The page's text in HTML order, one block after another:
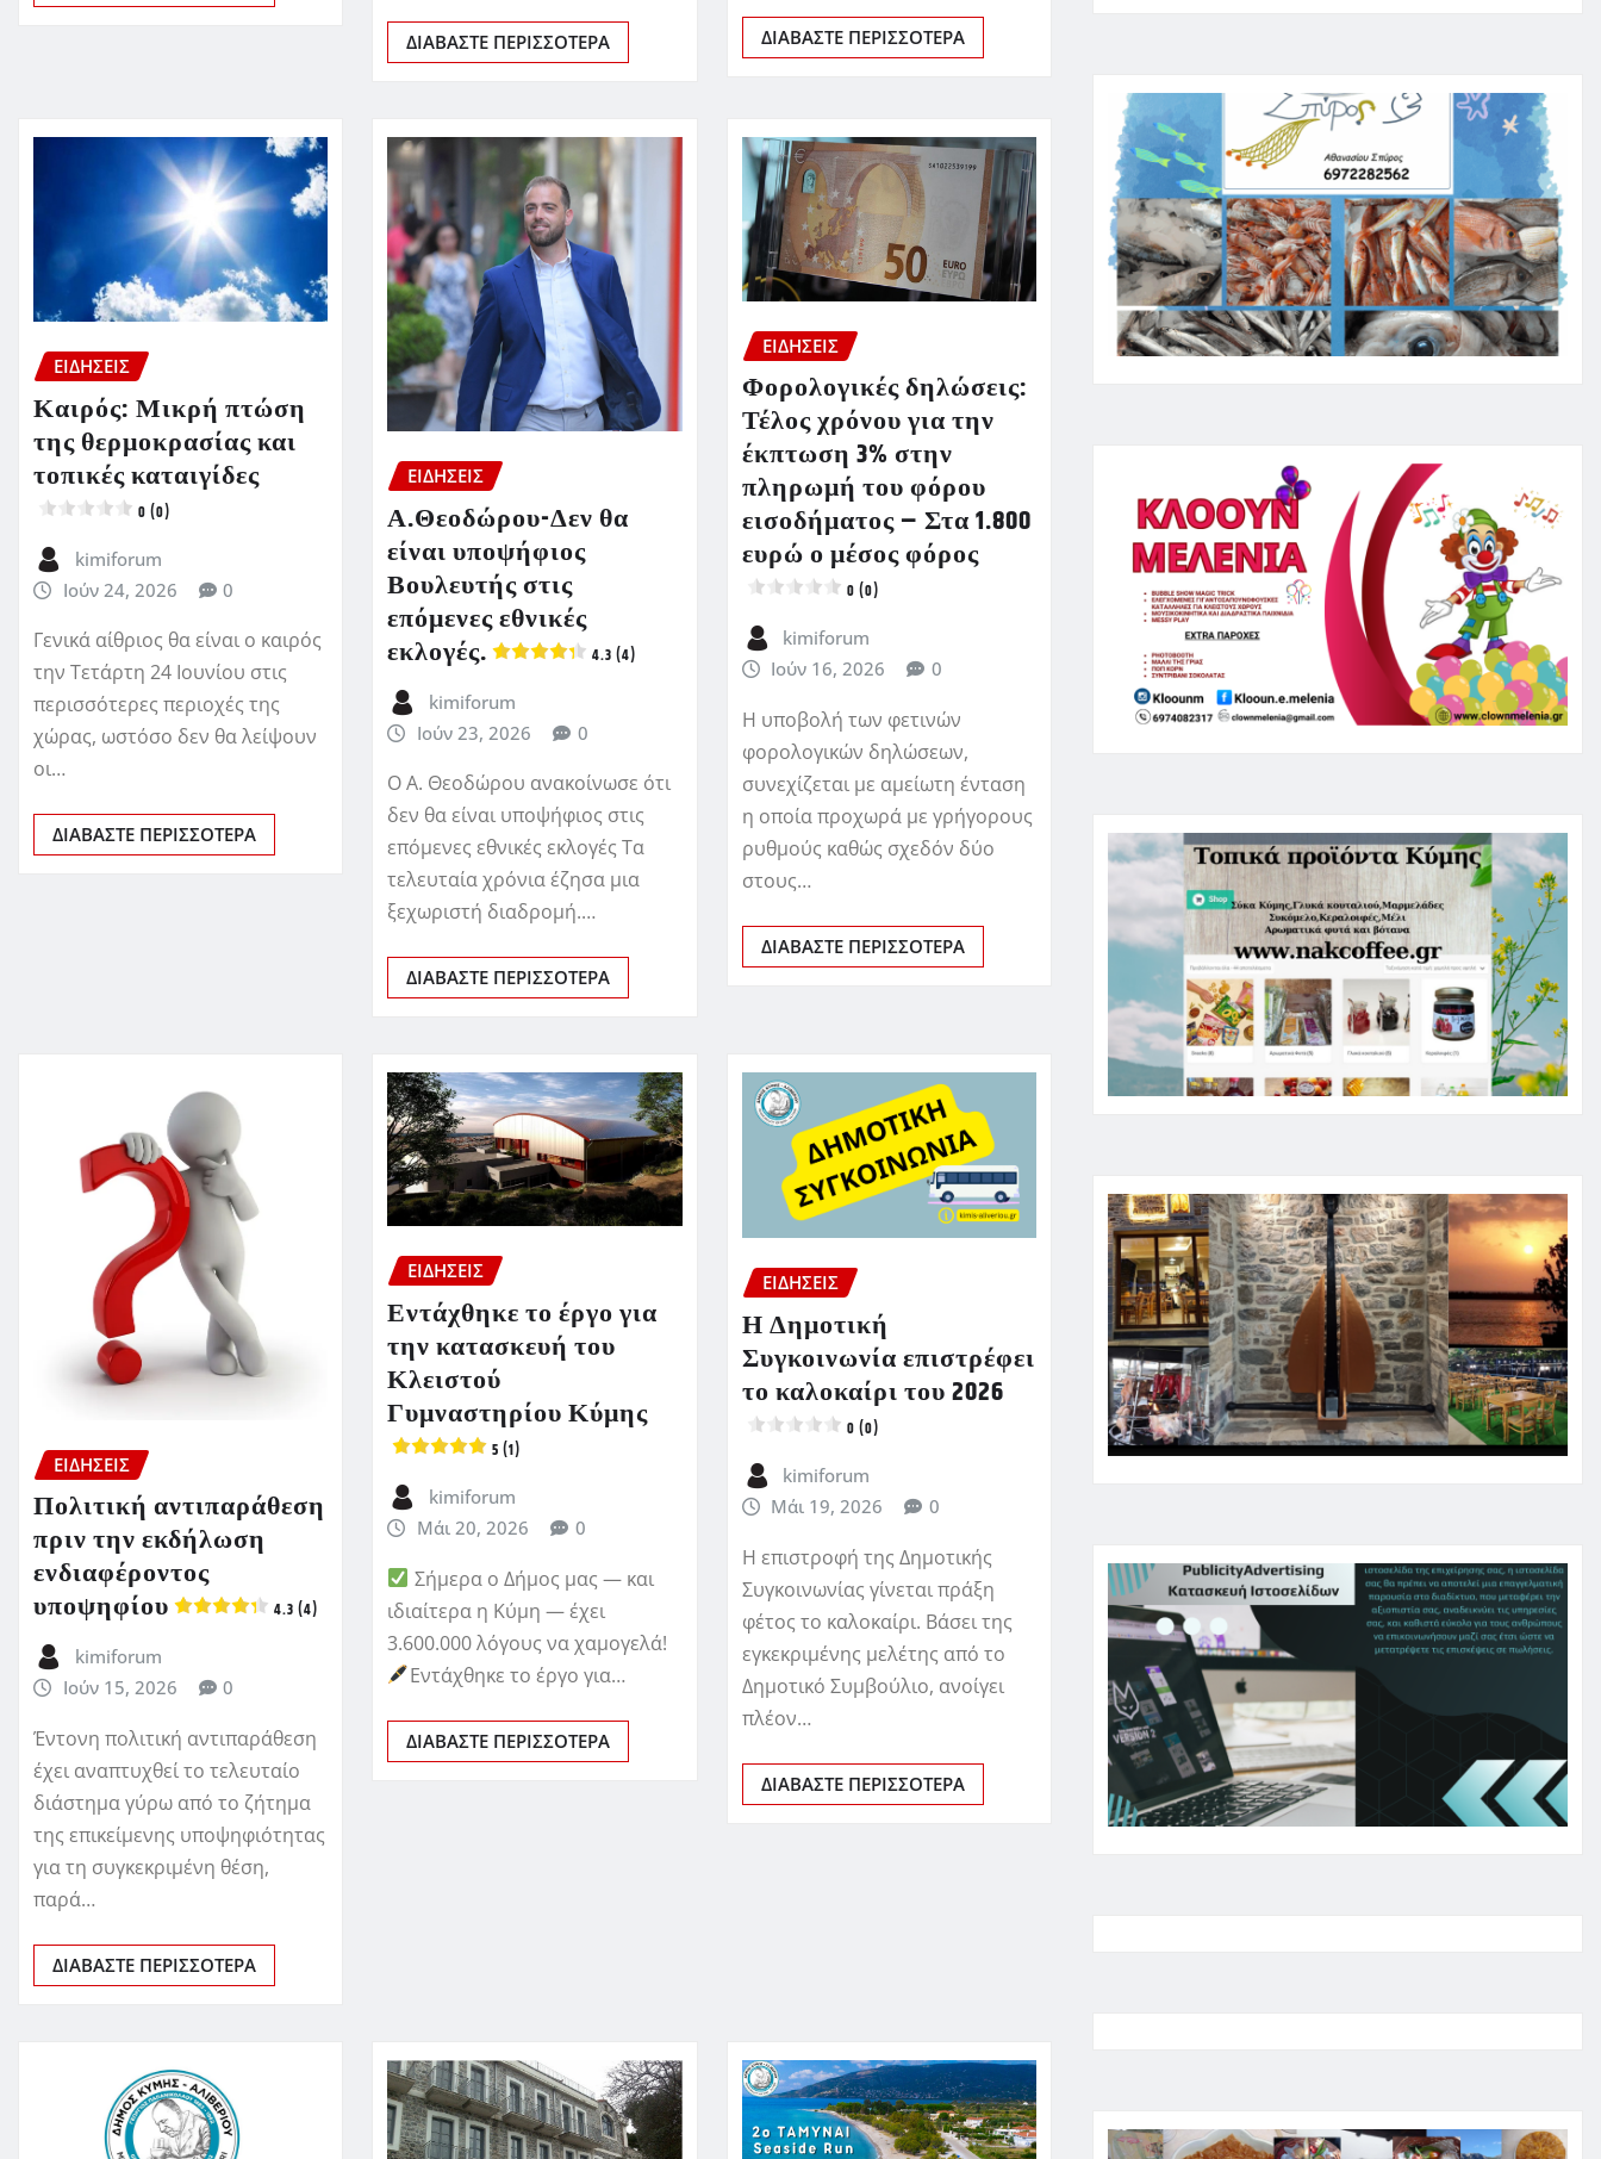
ΔΙΑΒΆΣΤΕ ΠΕΡΙΣΣΌΤΕΡΑ ΔΙΑΒΆΣΤΕ ΠΕΡΙΣΣΌΤΕΡΑ
ΕΙΔΗΣΕΙΣ
Καιρός: Μικρή πτώση
της θερμοκρασίας και
τοπικές καταιγίδες
0 (0)
kimiforum
Ιούν 24, 2026
0
Γενικά αίθριος θα είναι ο καιρός
την Τετάρτη 24 Ιουνίου στις
περισσότερες περιοχές της
χώρας, ωστόσο δεν θα λείψουν
οι…
ΔΙΑΒΆΣΤΕ ΠΕΡΙΣΣΌΤΕΡΑ
ΕΙΔΗΣΕΙΣ
Α.Θεοδώρου-Δεν θα
είναι υποψήφιος
Βουλευτής στις
επόμενες εθνικές
εκλογές.
4.3 (4)
kimiforum
Ιούν 23, 2026
0
Ο Α. Θεοδώρου ανακοίνωσε ότι
δεν θα είναι υποψήφιος στις
επόμενες εθνικές εκλογές Τα
τελευταία χρόνια έζησα μια
ξεχωριστή διαδρομή.…
ΔΙΑΒΆΣΤΕ ΠΕΡΙΣΣΌΤΕΡΑ
ΕΙΔΗΣΕΙΣ
Φορολογικές δηλώσεις:
Τέλος χρόνου για την
έκπτωση 3% στην
πληρωμή του φόρου
εισοδήματος – Στα 1.800
ευρώ ο μέσος φόρος
0 (0)
kimiforum
Ιούν 16, 2026
0
Η υποβολή των φετινών
φορολογικών δηλώσεων,
συνεχίζεται με αμείωτη ένταση
η οποία προχωρά με γρήγορους
ρυθμούς καθώς σχεδόν δύο
στους…
ΔΙΑΒΆΣΤΕ ΠΕΡΙΣΣΌΤΕΡΑ
ΕΙΔΗΣΕΙΣ
Πολιτική αντιπαράθεση
πριν την εκδήλωση
ενδιαφέροντος
υποψηφίου
4.3 (4)
kimiforum
Ιούν 15, 2026
0
Έντονη πολιτική αντιπαράθεση
έχει αναπτυχθεί το τελευταίο
διάστημα γύρω από το ζήτημα
της επικείμενης υποψηφιότητας
για τη συγκεκριμένη θέση,
παρά…
ΔΙΑΒΆΣΤΕ ΠΕΡΙΣΣΌΤΕΡΑ
ΕΙΔΗΣΕΙΣ
Εντάχθηκε το έργο για
την κατασκευή του
Κλειστού
Γυμναστηρίου Κύμης
5 (1)
kimiforum
Μάι 20, 2026
0
Σήμερα ο Δήμος μας — και
ιδιαίτερα η Κύμη — έχει
3.600.000 λόγους να χαμογελά!
Εντάχθηκε το έργο για…
ΔΙΑΒΆΣΤΕ ΠΕΡΙΣΣΌΤΕΡΑ
ΕΙΔΗΣΕΙΣ
Η Δημοτική
Συγκοινωνία επιστρέφει
το καλοκαίρι του 2026
0 (0)
kimiforum
Μάι 19, 2026
0
Η επιστροφή της Δημοτικής
Συγκοινωνίας γίνεται πράξη
φέτος το καλοκαίρι. Βάσει της
εγκεκριμένης μελέτης από το
Δημοτικό Συμβούλιο, ανοίγει
πλέον…
ΔΙΑΒΆΣΤΕ ΠΕΡΙΣΣΌΤΕΡΑ